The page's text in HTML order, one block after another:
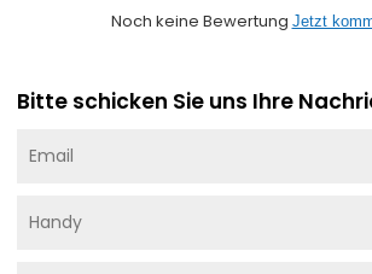
Noch keine Bewertung Jetzt
Bitte schicken Sie uns Ihre